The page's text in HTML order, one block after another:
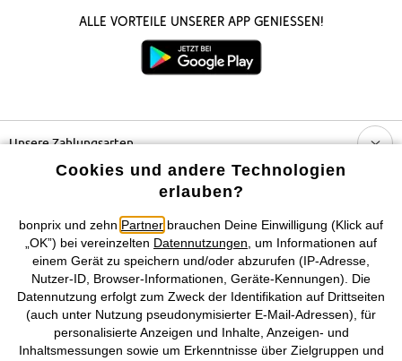
Alle Vorteile unserer App genießen!
Unsere Zahlungsarten
Unser Angebot
Unser Unternehmen
Topkategorien / Saisonales
Cookies und andere Technologien
erlauben?
bonprix und zehn Partner brauchen Deine Einwilligung (Klick auf
„OK”) bei vereinzelten Datennutzungen , um Informationen auf
einem Gerät zu speichern und/oder abzurufen (IP-Adresse,
Nutzer-ID, Browser-Informationen, Geräte-Kennungen). Die
Datennutzung erfolgt zum Zweck der Identifikation auf Drittseiten
(auch unter Nutzung pseudonymisierter E-Mail-Adressen), für
personalisierte Anzeigen und Inhalte, Anzeigen- und
Inhaltsmessungen sowie um Erkenntnisse über Zielgruppen und